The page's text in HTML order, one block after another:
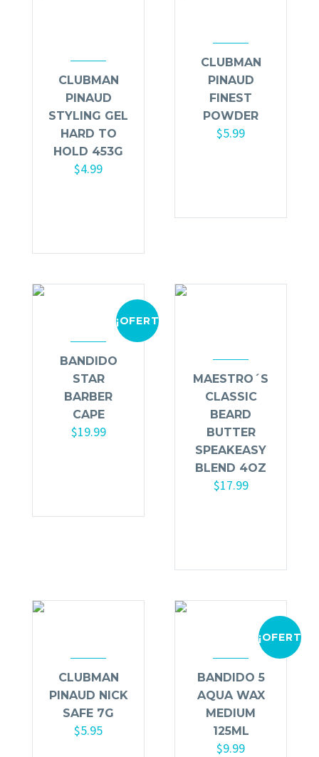
CLUBMAN
PINAUD
STYLING GEL
HARD TO
HOLD 453G
$4.99
CLUBMAN
PINAUD
FINEST
POWDER
$5.99
¡OFERTA!
BANDIDO
STAR
BARBER
CAPE
$19.99
MAESTRO´S
CLASSIC
BEARD
BUTTER
SPEAKEASY
BLEND 4OZ
$17.99
CLUBMAN
PINAUD NICK
SAFE 7G
$5.95
¡OFERTA!
BANDIDO 5
AQUA WAX
MEDIUM
125ML
$9.99